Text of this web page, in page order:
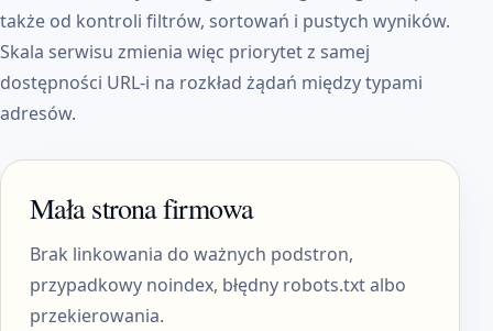
także od kontroli filtrów, sortowań i pustych wyników.
Skala serwisu zmienia więc priorytet z samej
dostępności URL-i na rozkład żądań między typami
adresów.
Mała strona firmowa
Brak linkowania do ważnych podstron,
przypadkowy noindex, błędny robots.txt albo
przekierowania.